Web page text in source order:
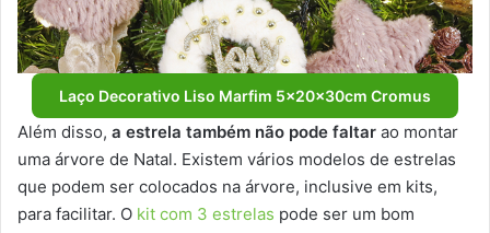
Laço Decorativo Liso Marfim 5x20x30cm Cromus
Além disso, a estrela também não pode faltar ao montar
uma árvore de Natal. Existem vários modelos de estrelas
que podem ser colocados na árvore, inclusive em kits,
para facilitar. O kit com 3 estrelas pode ser um bom